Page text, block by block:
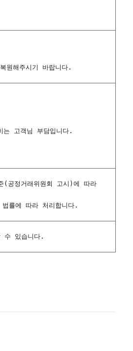
해주시기 바랍니다.
고객님 부담입니다.
정거래위원회 고시)에 따라
률에 따라 처리합니다.
수 있습니다.